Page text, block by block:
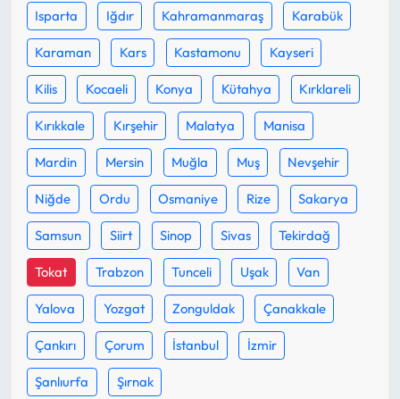
Isparta Iğdır Kahramanmaraş Karabük
Karaman Kars Kastamonu Kayseri
Kilis Kocaeli Konya Kütahya Kırklareli
Kırıkkale Kırşehir Malatya Manisa
Mardin Mersin Muğla Muş Nevşehir
Niğde Ordu Osmaniye Rize Sakarya
Samsun Siirt Sinop Sivas Tekirdağ
Tokat Trabzon Tunceli Uşak Van
Yalova Yozgat Zonguldak Çanakkale
Çankırı Çorum İstanbul İzmir
Şanlıurfa Şırnak
Otomotiv
Resmi İlan
Resmi Reklam
Sağlık
Siyaset
Spor
Sungurlu Haberleri
Turizm
Uğurludağ Haberleri